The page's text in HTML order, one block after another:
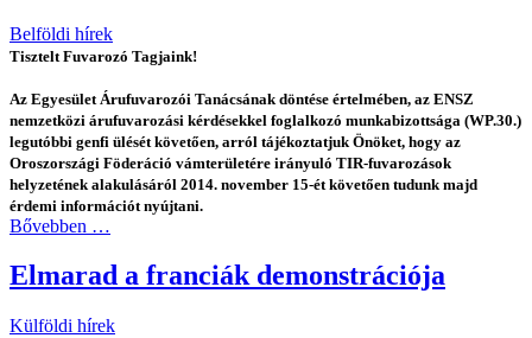
Belföldi hírek
Tisztelt Fuvarozó Tagjaink!
Az Egyesület Árufuvarozói Tanácsának döntése értelmében, az ENSZ
nemzetközi árufuvarozási kérdésekkel foglalkozó munkabizottsága (WP.30.)
legutóbbi genfi ülését követően, arról tájékoztatjuk Önöket, hogy az
Oroszországi Föderáció vámterületére irányuló TIR-fuvarozások
helyzetének alakulásáról 2014. november 15-ét követően tudunk majd
érdemi információt nyújtani.
Bővebben …
Elmarad a franciák demonstrációja
Külföldi hírek